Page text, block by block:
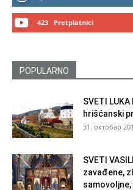
423 Pretplatnici
POPULARNO
SVETI
hrišćanski
31. октобар
SVETI
zavađene,